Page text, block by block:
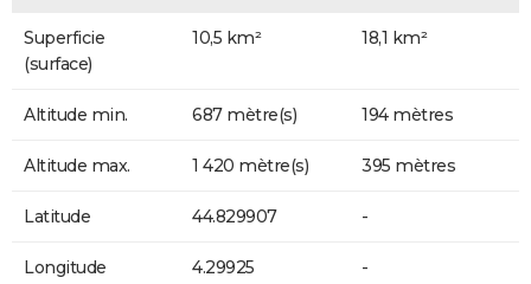
Superficie
(surface)
10,5 km² 18,1 km²
Altitude min. 687 mètre(s) 194 mètres
Altitude max. 1 420 mètre(s) 395 mètres
Latitude 44.829907 -
Longitude 4.29925 -